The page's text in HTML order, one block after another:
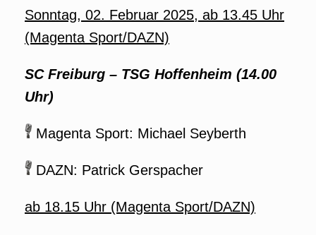
Sonntag, 02. Februar 2025, ab 13.45 Uhr
(Magenta Sport/DAZN)
SC Freiburg – TSG Hoffenheim (14.00
Uhr)
Magenta Sport: Michael Seyberth
DAZN: Patrick Gerspacher
ab 18.15 Uhr (Magenta Sport/DAZN)